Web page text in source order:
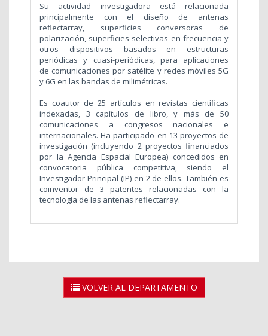
Su actividad investigadora está relacionada
principalmente con el diseño de antenas
reflectarray, superficies conversoras de
polarización, superficies selectivas en frecuencia y
otros dispositivos basados en estructuras
periódicas y cuasi-periódicas, para aplicaciones
de comunicaciones por satélite y redes móviles 5G
y 6G en las bandas de milimétricas.
Es coautor de 25 artículos en revistas científicas
indexadas, 3 capítulos de libro, y más de 50
comunicaciones a congresos nacionales e
internacionales. Ha participado en 13 proyectos de
investigación (incluyendo 2 proyectos financiados
por la Agencia Espacial Europea) concedidos en
convocatoria pública competitiva, siendo el
Investigador Principal (IP) en 2 de ellos. También es
coinventor de 3 patentes relacionadas con la
tecnología de las antenas reflectarray.
VOLVER AL DEPARTAMENTO